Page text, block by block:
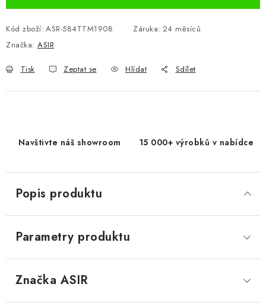
Kód zboží: ASR-584TTM1908 Záruka: 24 měsíců
Značka: ASIR
Tisk Zeptat se Hlídat Sdílet
Navštivte náš showroom 15 000+ výrobků v nabídce
Popis produktu
Parametry produktu
Značka ASIR